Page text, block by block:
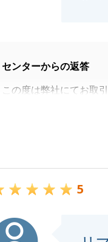
センターからの返答
この度は弊社にてお取
ご多忙のところ、迅速
しくお願いいたします。
5